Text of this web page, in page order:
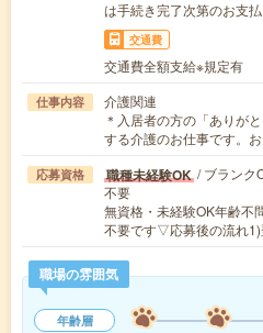
は手続き完了次第のお支払
交通費
交通費全額支給※規定有
仕事内容
介護関連
＊入居者の方の「ありが
する介護のお仕事です。
応募資格 職種未経験OK / ブランク
不要
無資格・未経験OK年齢
不要です▽応募後の流れ
職場の雰囲気
年齢層